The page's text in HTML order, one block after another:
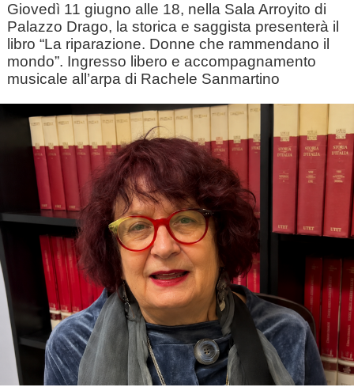
Giovedì 11 giugno alle 18, nella Sala Arroyito di
Palazzo Drago, la storica e saggista presenterà il
libro “La riparazione. Donne che rammendano il
mondo”. Ingresso libero e accompagnamento
musicale all’arpa di Rachele Sanmartino